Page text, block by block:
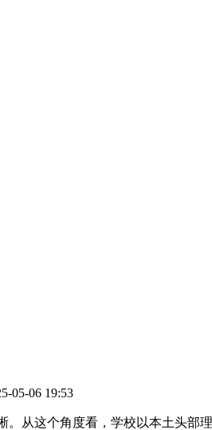
05-06 19:53
这个角度看，学校以本土头部